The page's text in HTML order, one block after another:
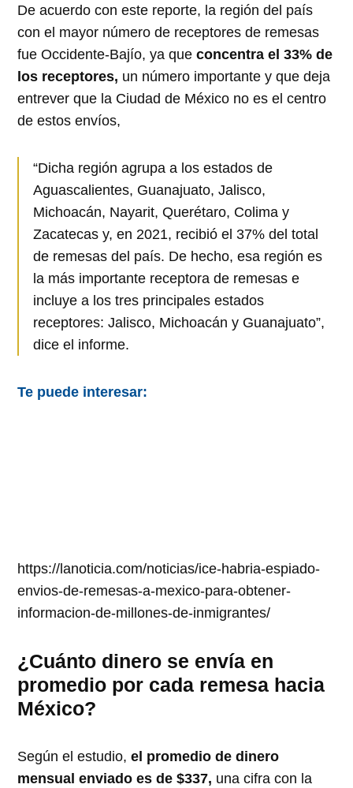
De acuerdo con este reporte, la región del país
con el mayor número de receptores de remesas
fue Occidente-Bajío, ya que concentra el 33% de
los receptores, un número importante y que deja
entrever que la Ciudad de México no es el centro
de estos envíos,
“Dicha región agrupa a los estados de
Aguascalientes, Guanajuato, Jalisco,
Michoacán, Nayarit, Querétaro, Colima y
Zacatecas y, en 2021, recibió el 37% del total
de remesas del país. De hecho, esa región es
la más importante receptora de remesas e
incluye a los tres principales estados
receptores: Jalisco, Michoacán y Guanajuato”,
dice el informe.
Te puede interesar:
https://lanoticia.com/noticias/ice-habria-espiado-
envios-de-remesas-a-mexico-para-obtener-
informacion-de-millones-de-inmigrantes/
¿Cuánto dinero se envía en
promedio por cada remesa hacia
México?
Según el estudio,el promedio de dinero
mensual enviado es de $337, una cifra con la